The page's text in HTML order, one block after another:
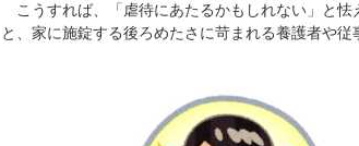
こうすれば、「虐待にあたるかもしれない」と怯
と、家に施錠する後ろめたさに苛まれる養護者や従